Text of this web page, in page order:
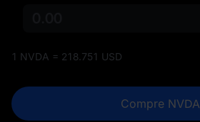
1 NVDA = 218.751 USD
Compre NVDA